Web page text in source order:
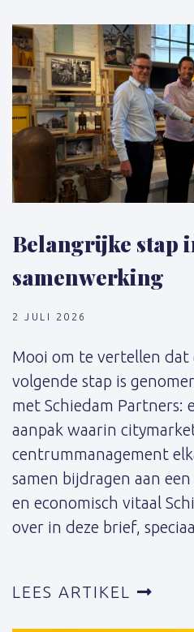
Belangrijke stap
samenwerking
2 JULI 2026
Mooi om te vertellen dat
volgende stap is
met Schiedam Partners:
aanpak waarin
centrummanagement
samen bijdragen aan
en economisch vitaal
over in deze brief,
LEES ARTIKEL